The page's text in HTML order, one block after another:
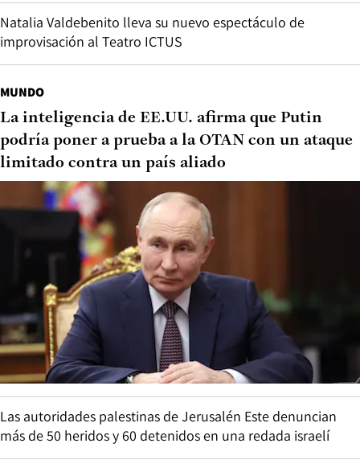
Natalia Valdebenito lleva su nuevo espectáculo de
improvisación al Teatro ICTUS
MUNDO
La inteligencia de EE.UU. afirma que Putin
podría poner a prueba a la OTAN con un ataque
limitado contra un país aliado
Las autoridades palestinas de Jerusalén Este denuncian
más de 50 heridos y 60 detenidos en una redada israelí